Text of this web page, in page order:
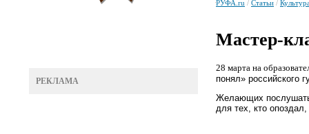
РЕКЛАМА
РУФА.ru / Статьи /
Мастер-
28 марта на
понял» российского
Желающих послушать
для тех, кто